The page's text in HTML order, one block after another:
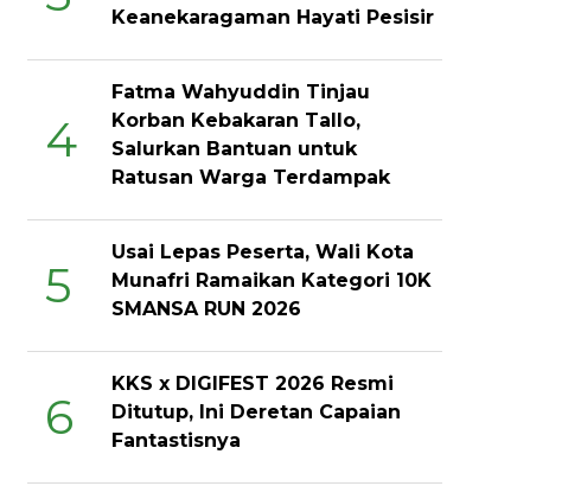
Keanekaragaman Hayati Pesisir
4
Fatma Wahyuddin Tinjau
Korban Kebakaran Tallo,
Salurkan Bantuan untuk
Ratusan Warga Terdampak
5
Usai Lepas Peserta, Wali Kota
Munafri Ramaikan Kategori 10K
SMANSA RUN 2026
6
KKS x DIGIFEST 2026 Resmi
Ditutup, Ini Deretan Capaian
Fantastisnya